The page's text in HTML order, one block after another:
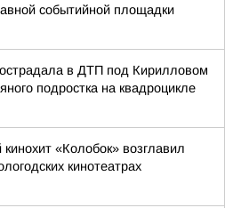
событийной площадки
в ДТП под Кирилловом
подростка на квадроцикле
«Колобок» возглавил
кинотеатрах